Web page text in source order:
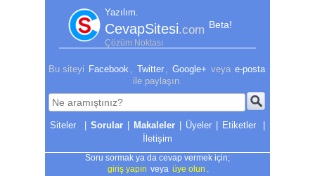
Yazılım.
CevapSitesi.com Beta!
Çözüm Noktası
Bu siteyi Facebook Twitter Google+ veya e-posta
ile paylaşın.
| Sorular | Makaleler | Üyeler | Etiketler
|
İletişim
Soru sormak ya da cevap vermek için;
giriş yapın veya üye olun